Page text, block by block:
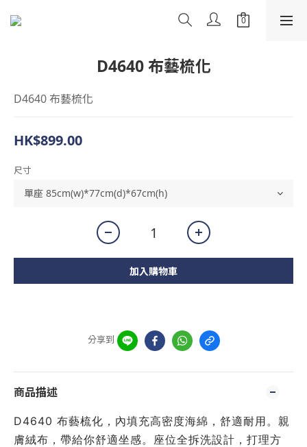
D4640 布藝梳化
D4640 布藝梳化
HK$899.00
尺寸
加入購物車
分享到
商品描述
D4640 布藝梳化，內填充高密度海綿，舒適耐用。親
膚絨布，帶給你舒適坐感。座位全拆洗設計，打理方